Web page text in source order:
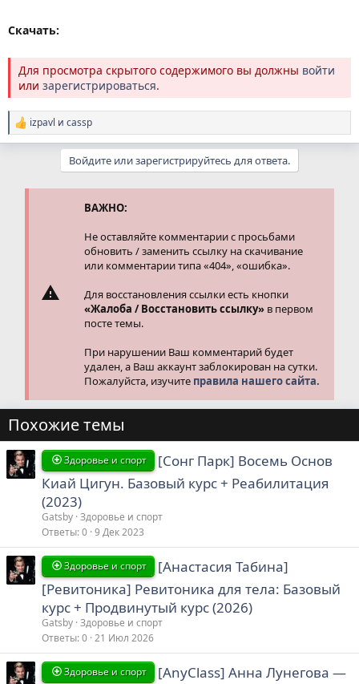
Скачать:
Для просмотра скрытого содержимого вы должны войти
или зарегистрироваться.
Р
е
izpavl и cassp
Войдите или зарегистрируйтесь для ответа.
ВАЖНО:
Не оставляйте комментарии с просьбами
обновить / заменить ссылку на скачивание
или комментарии типа «404», «ошибка».
Для восстановления ссылки есть кнопки
«Жалоба / Восстановить ссылку» в первом
посте темы.
При нарушении Ваш комментарий будет
удален, а Ваш аккаунт заблокирован на сутки.
Пожалуйста, изучите правила нашего сайта.
Похожие темы
Здоровье и спорт
[Сонг Парк] Восемь Основ
Киай Цигун. Базовый курс + Реабилитация
(2023)
Gatsby Здоровье и спорт
Ответы 0 9 Дек 2023
Здоровье и спорт
[Анастасия Табина]
[Ревитоника] Ревитоника для тела: Базовый
курс + Продвинутый курс (2026)
Gatsby Здоровье и спорт
Ответы 0 21 Июл 2026
Здоровье и спорт
[AnyClass] Анна Лунегова ―